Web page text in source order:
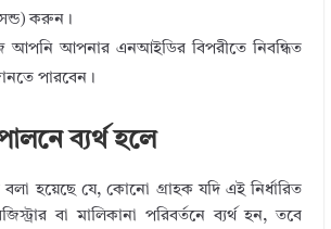
করুন।
আপনি আপনার এনআইডির বিপরীতে নিবন্ধিত
পারবেন।
ব্যর্থ হলে
বলা হয়েছে যে, কোনো গ্রাহক যদি এই নির্ধারিত
বা মালিকানা পরিবর্তনে ব্যর্থ হন, তবে